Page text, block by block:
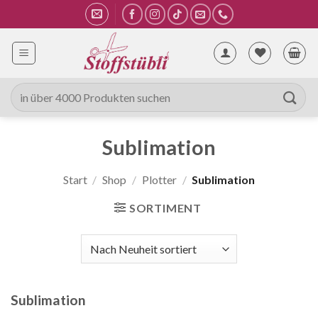
Inhalt
springen
Suche
nach:
Sublimation
Start / Shop / Plotter / Sublimation
SORTIMENT
Sublimation